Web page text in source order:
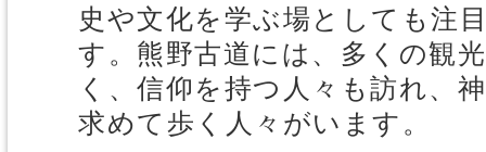
史や文化を学ぶ場としても注
す。熊野古道には、多くの観
く、信仰を持つ人々も訪れ、
求めて歩く人々がいます。